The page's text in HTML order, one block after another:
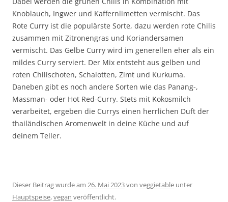
Knoblauch, Ingwer und Kaffernlimetten vermischt. Das
Rote Curry ist die populärste Sorte, dazu werden rote Chilis
zusammen mit Zitronengras und Koriandersamen
vermischt. Das Gelbe Curry wird im generellen eher als ein
mildes Curry serviert. Der Mix entsteht aus gelben und
roten Chilischoten, Schalotten, Zimt und Kurkuma.
Daneben gibt es noch andere Sorten wie das Panang-,
Massman- oder Hot Red-Curry. Stets mit Kokosmilch
verarbeitet, ergeben die Currys einen herrlichen Duft der
thailändischen Aromenwelt in deine Küche und auf
deinem Teller.
Dieser Beitrag wurde am 26. Mai 2023von veggietable unter
Hauptspeise,vegan veröffentlicht.